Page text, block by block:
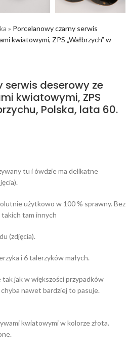
» Porcelanowy czarny serwis
kwiatowymi, ZPS „Wałbrzych” w
serwis deserowy ze
kwiatowymi, ZPS
Polska, lata 60.
tu i ówdzie ma delikatne
użytkowo w 100 % sprawny. Bez
takich tam innych
(zdjęcia).
i 6 talerzyków małych.
jak w większości przypadków
nawet bardziej to pasuje.
kwiatowymi w kolorze złota.